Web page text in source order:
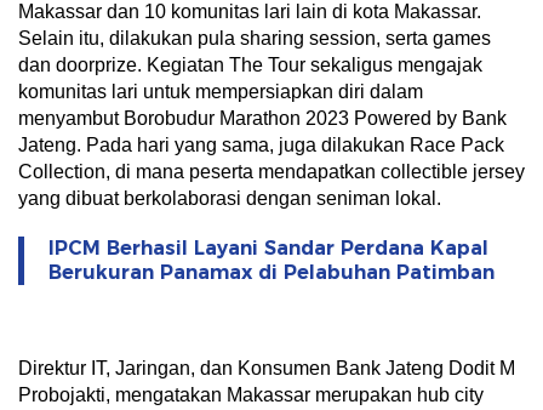
Makassar dan 10 komunitas lari lain di kota Makassar.
Selain itu, dilakukan pula sharing session, serta games
dan doorprize. Kegiatan The Tour sekaligus mengajak
komunitas lari untuk mempersiapkan diri dalam
menyambut Borobudur Marathon 2023 Powered by Bank
Jateng. Pada hari yang sama, juga dilakukan Race Pack
Collection, di mana peserta mendapatkan collectible jersey
yang dibuat berkolaborasi dengan seniman lokal.
IPCM Berhasil Layani Sandar Perdana Kapal
Berukuran Panamax di Pelabuhan Patimban
Direktur IT, Jaringan, dan Konsumen Bank Jateng Dodit M
Probojakti, mengatakan Makassar merupakan hub city